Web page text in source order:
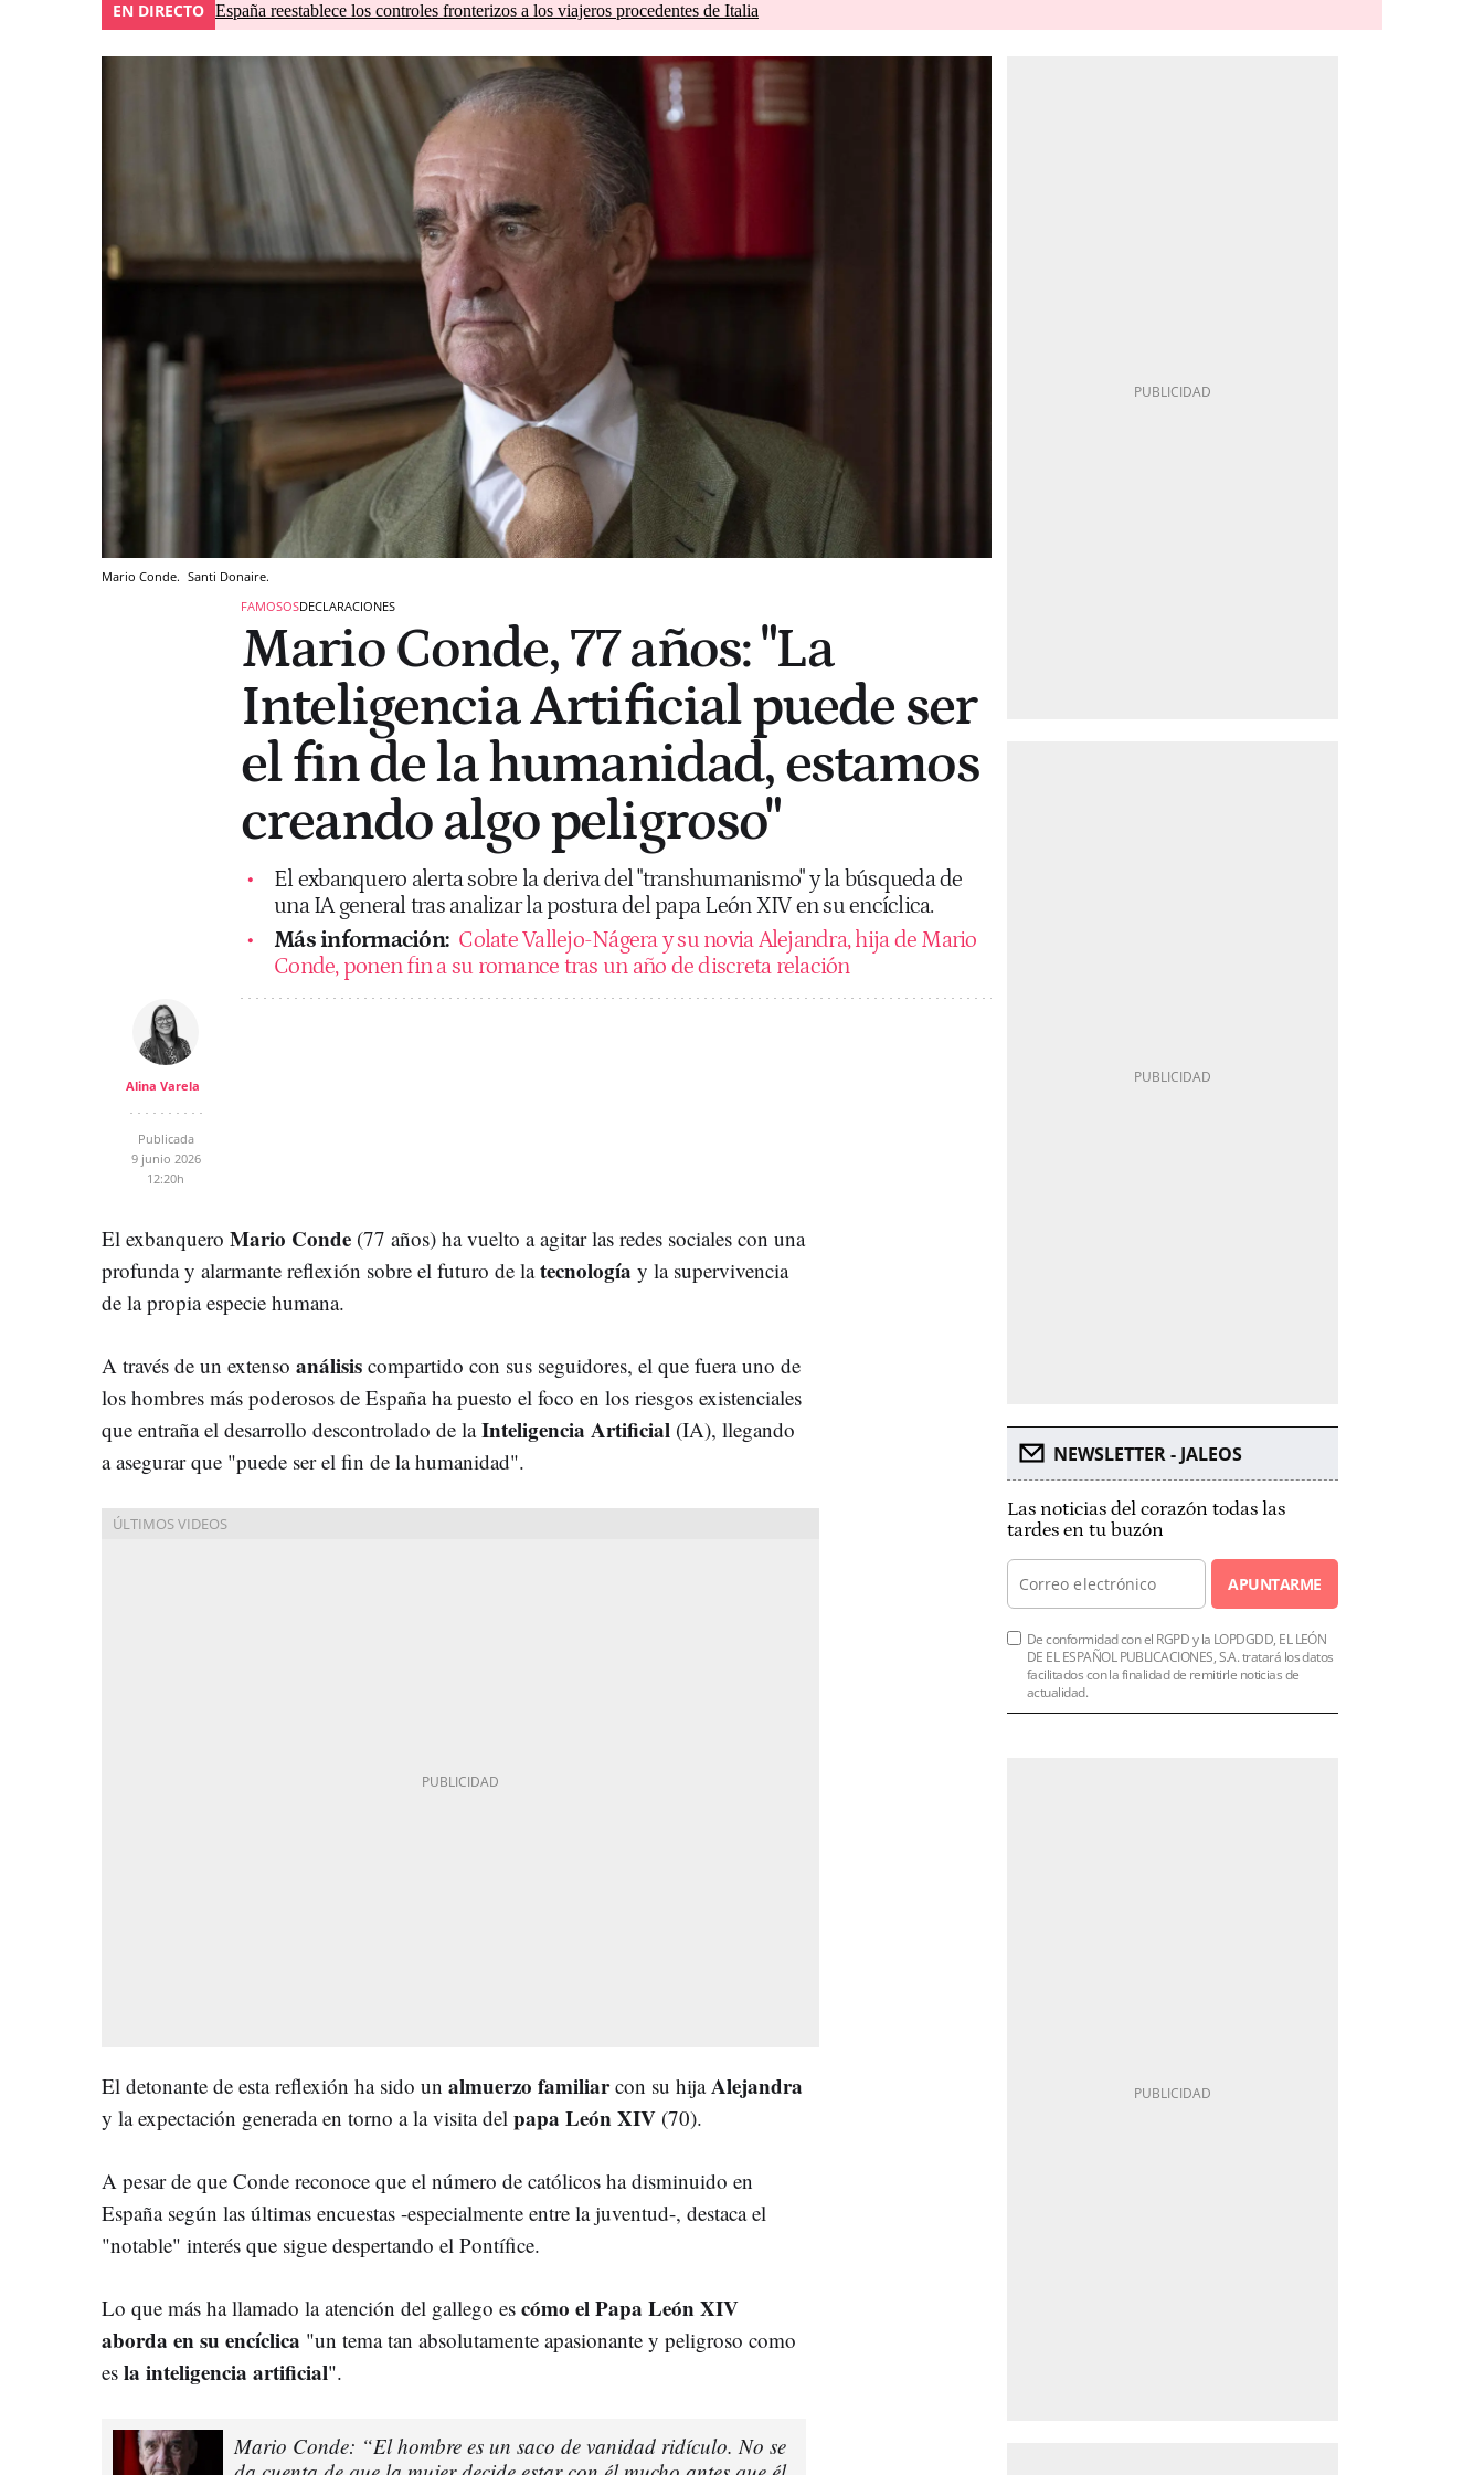
EN DIRECTO España reestablece los controles fronterizos a los viajeros procedentes de Italia
Mario Conde. Santi Donaire.
FAMOSOSDECLARACIONES
Mario Conde, 77 años: "La
Inteligencia Artificial puede ser
el fin de la humanidad, estamos
creando algo peligroso"
El exbanquero alerta sobre la deriva del "transhumanismo" y la búsqueda de
una IA general tras analizar la postura del papa León XIV en su encíclica.
Más información: Colate Vallejo-Nágera y su novia Alejandra, hija de Mario
Conde, ponen fin a su romance tras un año de discreta relación
Alina Varela
Publicada
9 junio 2026
12:20h
El exbanquero Mario Conde (77 años) ha vuelto a agitar las redes sociales con una
profunda y alarmante reflexión sobre el futuro de latecnología y la supervivencia
de la propia especie humana.
A través de un extenso análisis compartido con sus seguidores, el que fuera uno de
los hombres más poderosos de España ha puesto el foco en los riesgos existenciales
que entraña el desarrollo descontrolado de laInteligencia Artificial (IA), llegando
a asegurar que "puede ser el fin de la humanidad".
El detonante de esta reflexión ha sido un almuerzo familiarcon su hijaAlejandra
y la expectación generada en torno a la visita del papa León XIV (70).
A pesar de que Conde reconoce que el número de católicos ha disminuido en
España según las últimas encuestas -especialmente entre la juventud-, destaca el
"notable" interés que sigue despertando el Pontífice.
Lo que más ha llamado la atención del gallego es cómo el Papa León XIV
aborda en su encíclica "un tema tan absolutamente apasionante y peligroso como
es la inteligencia artificial".
Mario Conde: “El hombre es un saco de vanidad ridículo. No se
NEWSLETTER - JALEOS
Las noticias del corazón todas las
tardes en tu buzón
APUNTARME
De conformidad con el RGPD y la LOPDGDD, EL LEÓN
DE EL ESPAÑOL PUBLICACIONES, S.A. tratará los datos
facilitados con la finalidad de remitirle noticias de
actualidad.